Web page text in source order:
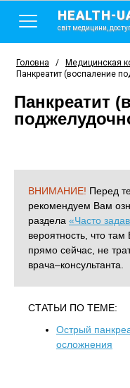
HEALTH-
світ медицини,
Головна / Медицинская
Панкреатит (воспаление
Панкреатит
ВНИМАНИЕ! Перед
рекомендуем Вам
раздела «Часто
вероятность, что
прямо сейчас, не
врача–консультанта.
СТАТЬИ ПО ТЕМЕ:
Острый
осложнения